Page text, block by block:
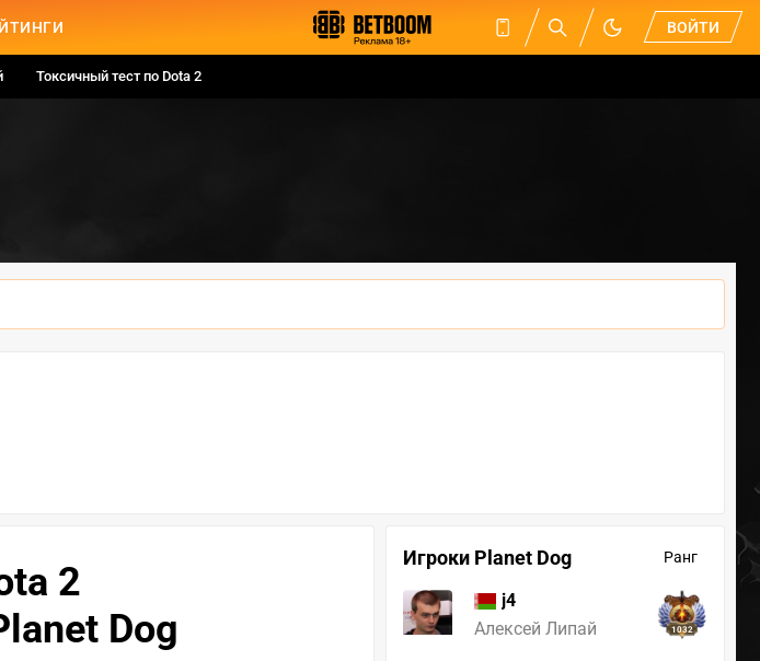
ВОЙТИ
Токсичный тест по Dota 2
Игроки Planet Dog Ранг
j4
Алексей Липай
1032
2
Dog